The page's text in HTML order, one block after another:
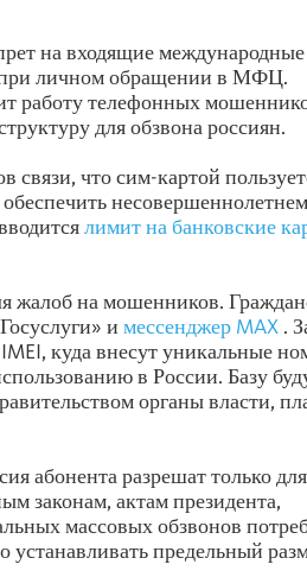
на входящие
при личном обращении в МФЦ.
работу телефонных
для обзвона россиян.
связи, что сим-картой
лимит на банковские
жалоб на мошенников.
и мессенджер MAX .
куда внесут уникальные
в России. Базу
органы власти,
абонента разрешат только для
законам, актам президента,
массовых обзвонов
предельный